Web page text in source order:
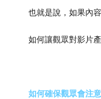
也就是說，如果內
如何讓觀眾對影片
如何確保觀眾會注